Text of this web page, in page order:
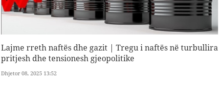
Lajme rreth naftës dhe gazit | Tregu i naftës në turbullira
pritjesh dhe tensionesh gjeopolitike
Dhjetor 08, 2025 13:52